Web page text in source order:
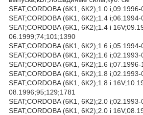
SEAT;CORDOBA (6K1, 6K2);1.0
SEAT;CORDOBA (6K1, 6K2);1.4
SEAT;CORDOBA (6K1, 6K2);1.4 i
06.1999;74;101;1390
SEAT;CORDOBA (6K1, 6K2);1.6
SEAT;CORDOBA (6K1, 6K2);1.6
SEAT;CORDOBA (6K1, 6K2);1.6
SEAT;CORDOBA (6K1, 6K2);1.8
SEAT;CORDOBA (6K1, 6K2);1.8 i
08.1996;95;129;1781
SEAT;CORDOBA (6K1, 6K2);2.0
SEAT;CORDOBA (6K1, 6K2);2.0 i